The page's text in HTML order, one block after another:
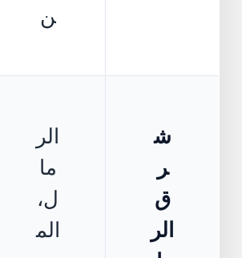
ن
ش
ر
ق
الر
الر
ما
ل،
الم